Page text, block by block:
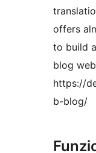
offers
to build
blog
https://
b-blog/